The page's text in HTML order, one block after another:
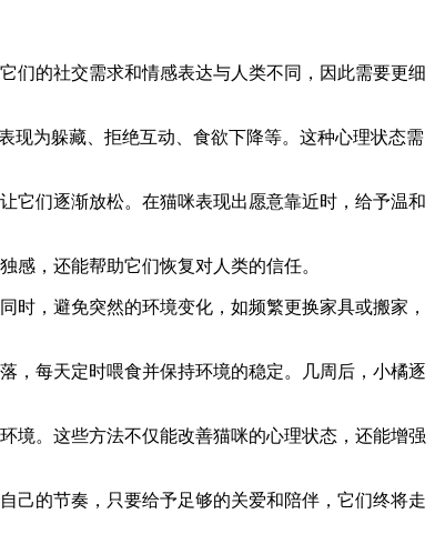
们的社交需求和情感表达与人类不同，因此需要更细
现为躲藏、拒绝互动、食欲下降等。这种心理状态需
它们逐渐放松。在猫咪表现出愿意靠近时，给予温和
感，还能帮助它们恢复对人类的信任。
，避免突然的环境变化，如频繁更换家具或搬家，
，每天定时喂食并保持环境的稳定。几周后，小橘逐
境。这些方法不仅能改善猫咪的心理状态，还能增强
己的节奏，只要给予足够的关爱和陪伴，它们终将走